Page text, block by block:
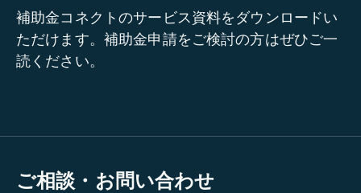
補助金コネクトのサービス資料をダウンロードい
ただけます。補助金申請をご検討の方はぜひご一
読ください。
ご相談・お問い合わせ